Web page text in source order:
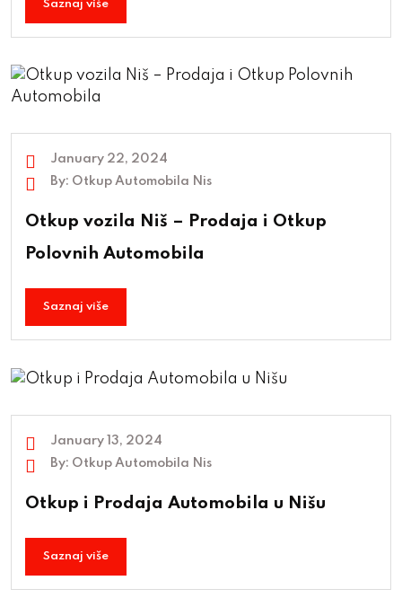
Saznaj više
January 22, 2024
By: Otkup Automobila Nis
Otkup vozila Niš – Prodaja i Otkup
Polovnih Automobila
Saznaj više
January 13, 2024
By: Otkup Automobila Nis
Otkup i Prodaja Automobila u Nišu
Saznaj više